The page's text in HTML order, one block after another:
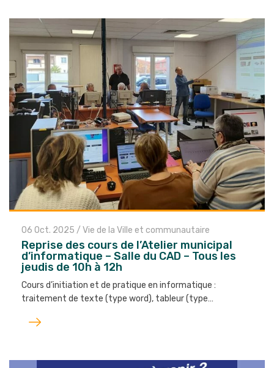
06 Oct. 2025 / Vie de la Ville et communautaire
Reprise des cours de l’Atelier municipal
d’informatique – Salle du CAD – Tous les
jeudis de 10h à 12h
Cours d’initiation et de pratique en informatique :
traitement de texte (type word), tableur (type…
Lire
l'article